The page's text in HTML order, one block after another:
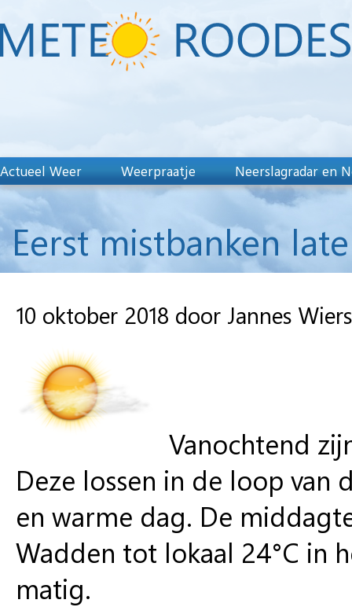
Actueel Weer Weerpraatje Neerslagradar en
Eerst mistbanken
10 oktober 2018 door Jannes
Vanochtend
Deze lossen in de loop
en warme dag. De
Wadden tot lokaal 24°C in
matig.